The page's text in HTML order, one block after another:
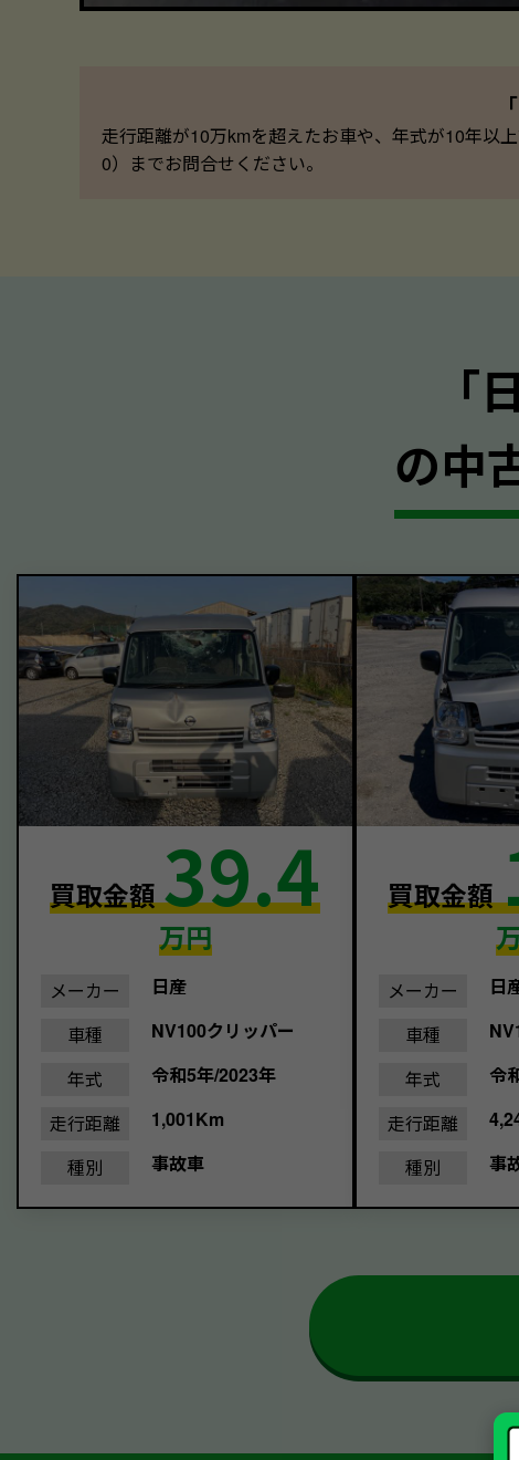
走行距離が10万kmを超えたお車や、年式が10年以
0）までお問合せください。
｢
の中
買取金額39.4
万円
メーカー
日産
車種
NV100クリッパー
年式
令和5年/2023年
走行距離
1,001Km
種別
事故車
買取金額
メーカー
日
車種
年式
令
走行距離
種別
事